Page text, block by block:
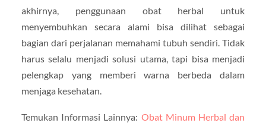
akhirnya, penggunaan obat herbal untuk
menyembuhkan secara alami bisa dilihat sebagai
bagian dari perjalanan memahami tubuh sendiri. Tidak
harus selalu menjadi solusi utama, tapi bisa menjadi
pelengkap yang memberi warna berbeda dalam
menjaga kesehatan.
Temukan Informasi Lainnya: Obat Minum Herbal dan